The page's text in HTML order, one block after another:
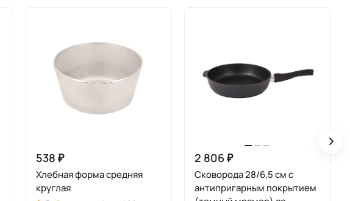
538 ₽
Хлебная форма средняя
круглая
2 806 ₽
Сковорода 28/6,5 см с
антипригарным покрытием